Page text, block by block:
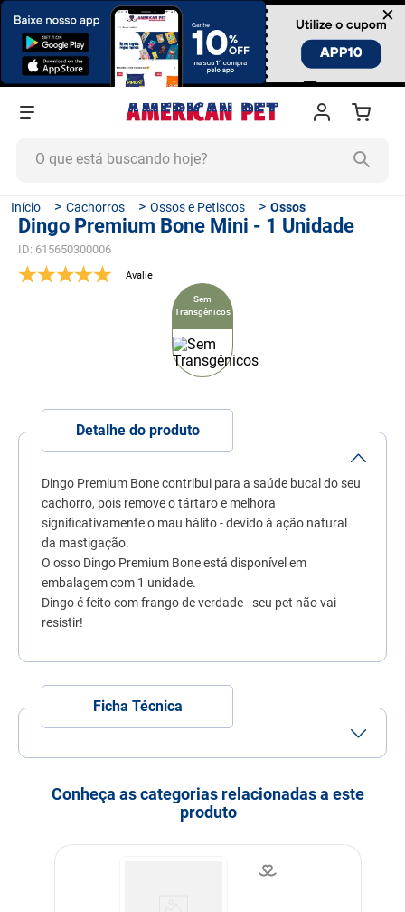
×
Cachorros Ossos e Petiscos Ossos
Dingo Premium Bone Mini - 1 Unidade
ID: 615650300006
Sem
Transgênicos
Detalhe do produto
Dingo Premium Bone contribui para a saúde bucal do seu
cachorro, pois remove o tártaro e melhora
significativamente o mau hálito - devido à ação natural
da mastigação.
O osso Dingo Premium Bone está disponível em
embalagem com 1 unidade.
Dingo é feito com frango de verdade - seu pet não vai
resistir!
Ficha Técnica
Pequeno Médio
Grande
Idade AdultoFilhoteIdoso
Linha
Conheça as categorias relacionadas a este
produto
TERMOS MAIS BUSCADOS
1 º
ração cachorro
º
5º
ração
8º
sachê gato
9º
ração úmida